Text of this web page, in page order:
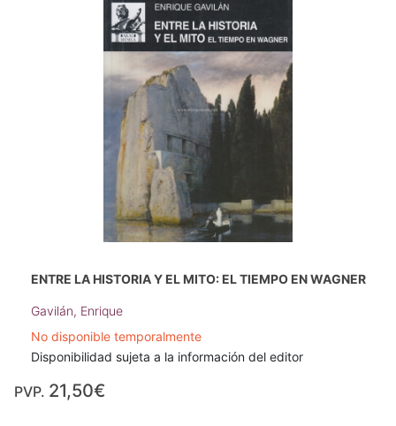
ENTRE LA HISTORIA Y EL MITO: EL TIEMPO EN WAGNER
Gavilán, Enrique
No disponible temporalmente
Disponibilidad sujeta a la información del editor
PVP. 21,50€